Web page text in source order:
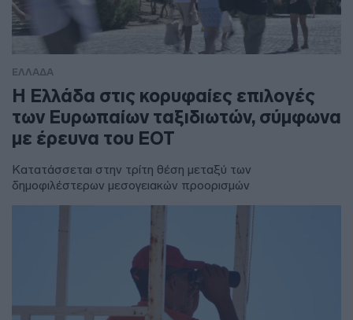
ΕΛΛΑΔΑ
Η Ελλάδα στις κορυφαίες επιλογές
των Ευρωπαίων ταξιδιωτών, σύμφωνα
με έρευνα του ΕΟΤ
Κατατάσσεται στην τρίτη θέση μεταξύ των
δημοφιλέστερων μεσογειακών προορισμών